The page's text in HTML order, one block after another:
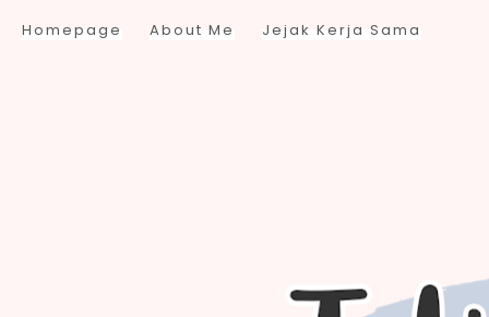
Homepage About Me Jejak Kerja Sama